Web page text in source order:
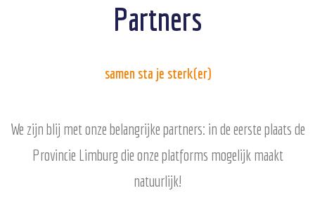
Partners
samen sta je sterk(er)
We zijn blij met onze belangrijke partners: in de eerste plaats de
Provincie Limburg die onze platforms mogelijk maakt
natuurlijk!